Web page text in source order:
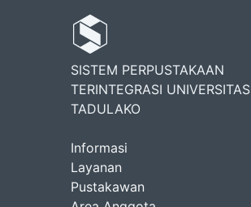
SISTEM PERPUSTAKAAN
TERINTEGRASI UNIVERSITAS
TADULAKO
Informasi
Layanan
Pustakawan